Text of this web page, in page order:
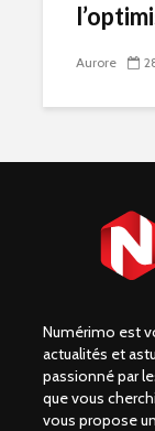
Aurore
Numérimo est
actualités et
passionné par
que vous
vous propose